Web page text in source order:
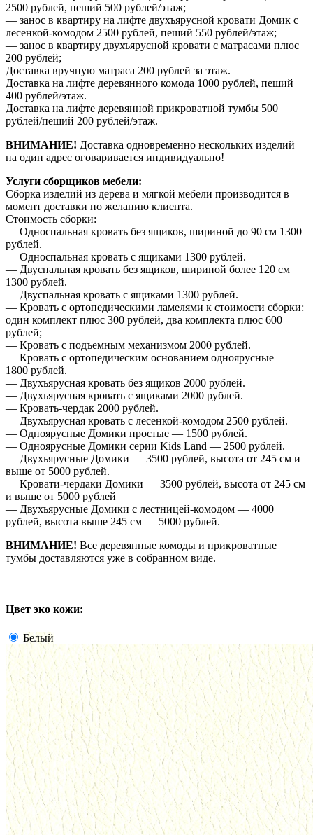
2500 рублей, пеший 500 рублей/этаж;
— занос в квартиру на лифте двухъярусной кровати Домик с
лесенкой-комодом 2500 рублей, пеший 550 рублей/этаж;
— занос в квартиру двухъярусной кровати с матрасами плюс
200 рублей;
Доставка вручную матраса 200 рублей за этаж.
Доставка на лифте деревянного комода 1000 рублей, пеший
400 рублей/этаж.
Доставка на лифте деревянной прикроватной тумбы 500
рублей/пеший 200 рублей/этаж.
ВНИМАНИЕ! Доставка одновременно нескольких изделий
на один адрес оговаривается индивидуально!
Услуги сборщиков мебели:
Сборка изделий из дерева и мягкой мебели производится в
момент доставки по желанию клиента.
Стоимость сборки:
— Односпальная кровать без ящиков, шириной до 90 см 1300
рублей.
— Односпальная кровать с ящиками 1300 рублей.
— Двуспальная кровать без ящиков, шириной более 120 см
1300 рублей.
— Двуспальная кровать с ящиками 1300 рублей.
— Кровать с ортопедическими ламелями к стоимости сборки:
один комплект плюс 300 рублей, два комплекта плюс 600
рублей;
— Кровать с подъемным механизмом 2000 рублей.
— Кровать с ортопедическим основанием одноярусные —
1800 рублей.
— Двухъярусная кровать без ящиков 2000 рублей.
— Двухъярусная кровать с ящиками 2000 рублей.
— Кровать-чердак 2000 рублей.
— Двухъярусная кровать с лесенкой-комодом 2500 рублей.
— Одноярусные Домики простые — 1500 рублей.
— Одноярусные Домики серии Kids Land — 2500 рублей.
— Двухъярусные Домики — 3500 рублей, высота от 245 см и
выше от 5000 рублей.
— Кровати-чердаки Домики — 3500 рублей, высота от 245 см
и выше от 5000 рублей
— Двухъярусные Домики с лестницей-комодом — 4000
рублей, высота выше 245 см — 5000 рублей.
ВНИМАНИЕ! Все деревянные комоды и прикроватные
тумбы доставляются уже в собранном виде.
Цвет эко кожи:
Белый